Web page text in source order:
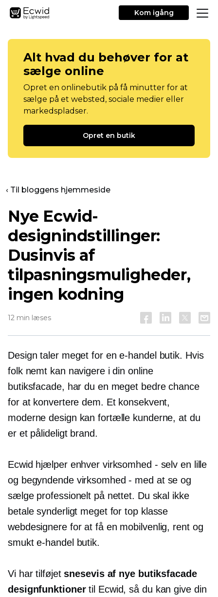
Kom igång
Alt hvad du behøver for at
sælge online
Opret en onlinebutik på få minutter for at
sælge på et websted, sociale medier eller
markedspladser.
Opret en butik
‹ Til bloggens hjemmeside
Nye Ecwid-
designindstillinger:
Dusinvis af
tilpasningsmuligheder,
ingen kodning
12 min læses
Design taler meget for ene-handel butik. Hvis
folk nemt kan navigere i din online
butiksfacade, har du en meget bedre chance
for at konvertere dem. Et konsekvent,
moderne design kan fortælle kunderne, at du
er et pålideligt brand.
Ecwid hjælper enhver virksomhed - selv en lille
og begyndende virksomhed - med at se og
sælge professionelt på nettet. Du skal ikke
betale synderligt meget fortop klasse
webdesignere for at få en mobilvenlig, rent og
smukte-handel butik.
Vi har tilføjetsnesevis af nye butiksfacade
designfunktionertil Ecwid, så du kan give din